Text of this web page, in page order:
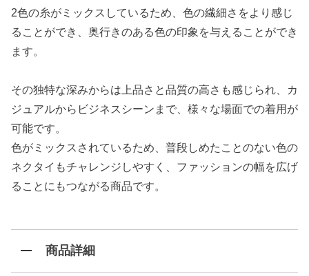
2色の糸がミックスしているため、色の繊細さをより感じ
ることができ、奥行きのある色の印象を与えることができ
ます。
その独特な深みからは上品さと品質の高さも感じられ、カ
ジュアルからビジネスシーンまで、様々な場面での着用が
可能です。
色がミックスされているため、普段しめたことのない色の
ネクタイもチャレンジしやすく、ファッションの幅を広げ
ることにもつながる商品です。
商品詳細